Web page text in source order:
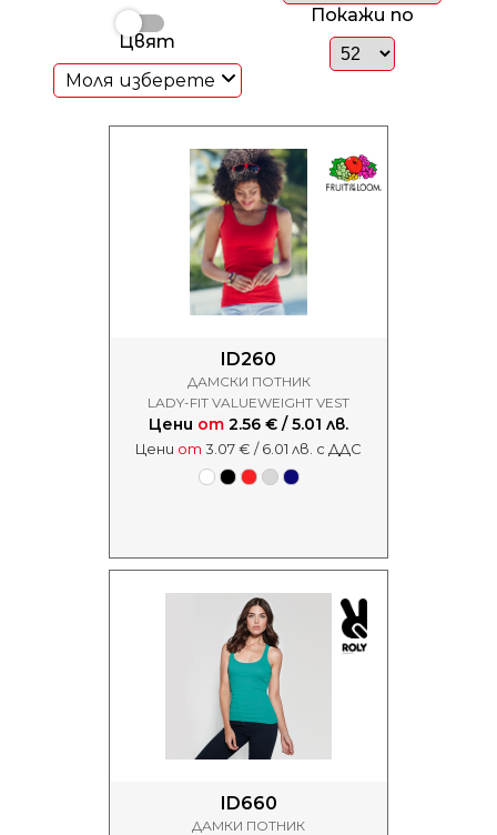
Цвят
Моля изберете
Покажи по
ID260
ДАМСКИ ПОТНИК
LADY-FIT VALUEWEIGHT VEST
Цени от 2.56 € / 5.01 лв.
Цени от 3.07 € / 6.01 лв. с ДДС
ID660
ДАМКИ ПОТНИК